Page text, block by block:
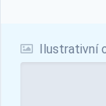
Ilustrativní